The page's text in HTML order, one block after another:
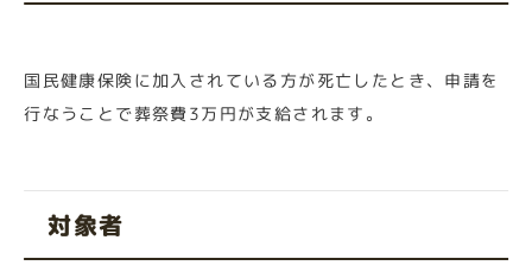
国民健康保険に加入されている方が死亡したとき、申請を
行なうことで葬祭費3万円が支給されます。
対象者